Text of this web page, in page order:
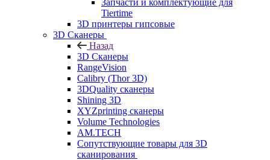
Запчасти и комплектующие для
Tiertime
3D принтеры гипсовые
3D Сканеры
Назад
3D Сканеры
RangeVision
Calibry (Thor 3D)
3DQuality сканеры
Shining 3D
XYZprinting сканеры
Volume Technologies
AM.TECH
Сопутствующие товары для 3D
сканирования